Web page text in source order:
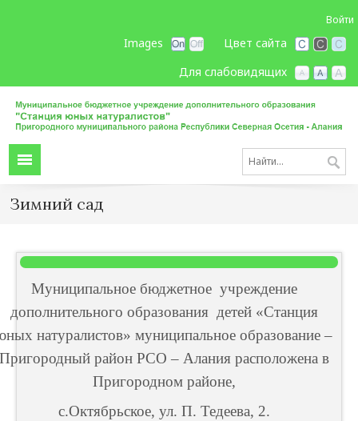
Войти
Цвет сайта
Images
Для слабовидящих
Зимний сад
Муниципальное бюджетное учреждение
дополнительного образования детей «Станция
натуралистов» муниципальное образование –
район РСО – Алания расположена в
Пригородном районе,
с.Октябрьское, ул. П. Тедеева, 2.